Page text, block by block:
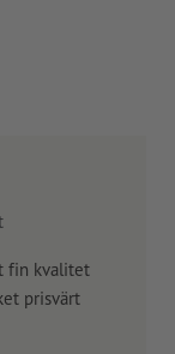
fin kvalitet
prisvärt